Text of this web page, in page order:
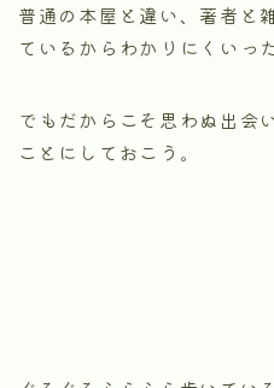
普通の本屋と違い、著者と
ているからわかりにくいっ
でもだからこそ思わぬ出会
ことにしておこう。